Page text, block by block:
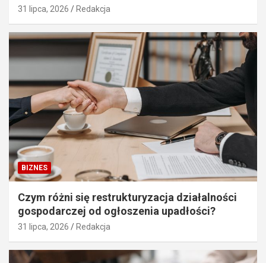
31 lipca, 2026 Redakcja
BIZNES
Czym różni się restrukturyzacja działalności
gospodarczej od ogłoszenia upadłości?
31 lipca, 2026 Redakcja